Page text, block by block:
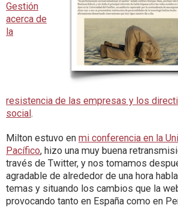
Gestión
acerca de
la
resistencia de las empresas y los
social.
Milton estuvo en mi conferencia en la
Pacífico, hizo una muy buena
través de Twitter, y nos tomamos
agradable de alrededor de una hora
temas y situando los cambios que la
provocando tanto en España como en